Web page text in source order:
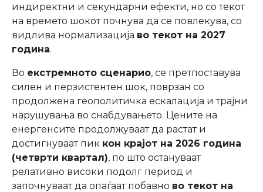
индиректни и секундарни ефекти, но со текот
на времето шокот почнува да се повлекува, со
видлива нормализација во текот на 2027
година.
Во екстремното сценарио, се претпоставува
силен и перзистентен шок, поврзан со
продолжена геополитичка ескалација и трајни
нарушувања во снабдувањето. Цените на
енергенсите продолжуваат да растат и
достигнуваат пик кон крајот на 2026 година
(четврти квартал), по што остануваат
релативно високи подолг период и
започнуваат да опаѓаат побавно во текот на